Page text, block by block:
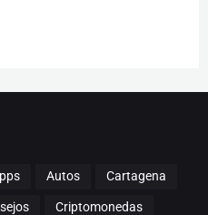
Autos Cartagena
Criptomonedas